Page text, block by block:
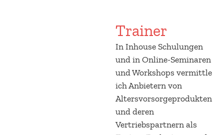
Trainer
In Inhouse Schulungen
und in Online-Seminaren
und Workshops vermittle
ich Anbietern von
Altersvorsorgeprodukten
und deren
Vertriebspartnern als